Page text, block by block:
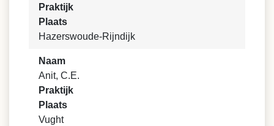
Praktijk
Plaats
Hazerswoude-Rijndijk
Naam
Anit, C.E.
Praktijk
Plaats
Vught